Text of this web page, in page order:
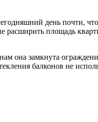
день почти,
площадь
она замкнута
балконов не